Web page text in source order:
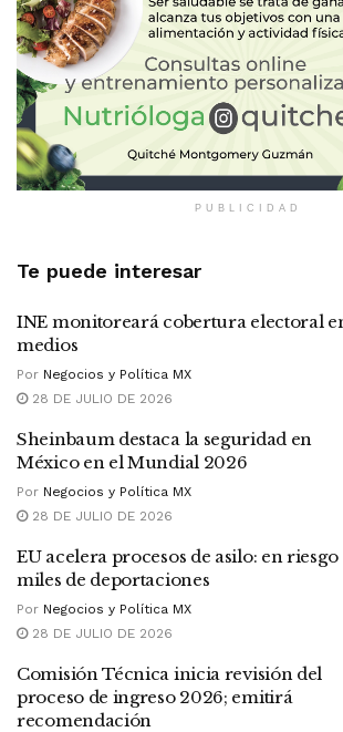
PUBLICIDAD
Te puede interesar
INE monitoreará cobertura electoral
medios
Por Negocios y Política MX
28 DE JULIO DE 2026
Sheinbaum destaca la seguridad en
México en el Mundial 2026
Por Negocios y Política MX
28 DE JULIO DE 2026
EU acelera procesos de asilo: en riesgo
miles de deportaciones
Por Negocios y Política MX
28 DE JULIO DE 2026
Comisión Técnica inicia revisión del
proceso de ingreso 2026; emitirá
recomendación